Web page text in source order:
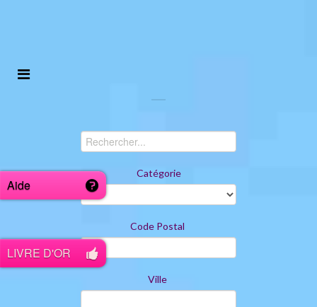
Catégorie
Code Postal
Ville
LIVRE D'OR
Aide